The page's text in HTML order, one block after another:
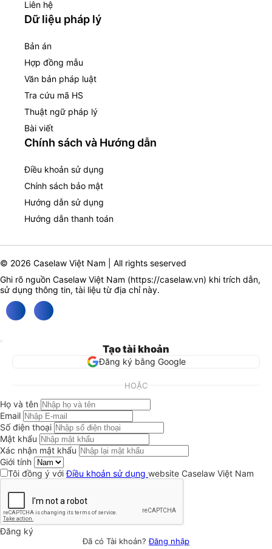
Liên hệ
Dữ liệu pháp lý
Bản án
Hợp đồng mẫu
Văn bản pháp luật
Tra cứu mã HS
Thuật ngữ pháp lý
Bài viết
Chính sách và Hướng dẫn
Điều khoản sử dụng
Chính sách bảo mật
Hướng dẫn sử dụng
Hướng dẫn thanh toán
© 2026 Caselaw Việt Nam | All rights seserved
Ghi rõ nguồn Caselaw Việt Nam (https://caselaw.vn) khi trích dẫn,
sử dụng thông tin, tài liệu từ địa chỉ này.
Tạo tài khoản
Đăng ký bằng Google
HOẶC
Họ và tên
Email
Số điện thoại
Mật khẩu
Xác nhận mật khẩu
Giới tính
Tôi đồng ý vớiĐiều khoản sử dụng website Caselaw Việt Nam
Đăng ký
Đã có Tài khoản?Đăng nhập